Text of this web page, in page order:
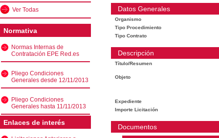
Ver Todas
Normativa
Normas Internas de
Contratación EPE Red.es
Pliego Condiciones
Generales desde 12/11/2013
Pliego Condiciones
Generales hasta 11/11/2013
Enlaces de interés
Datos Generales
Organismo
Tipo Procedimiento
Tipo Contrato
Descripción
Título/Resumen
Objeto
Expediente
Importe Licitación
Documentos